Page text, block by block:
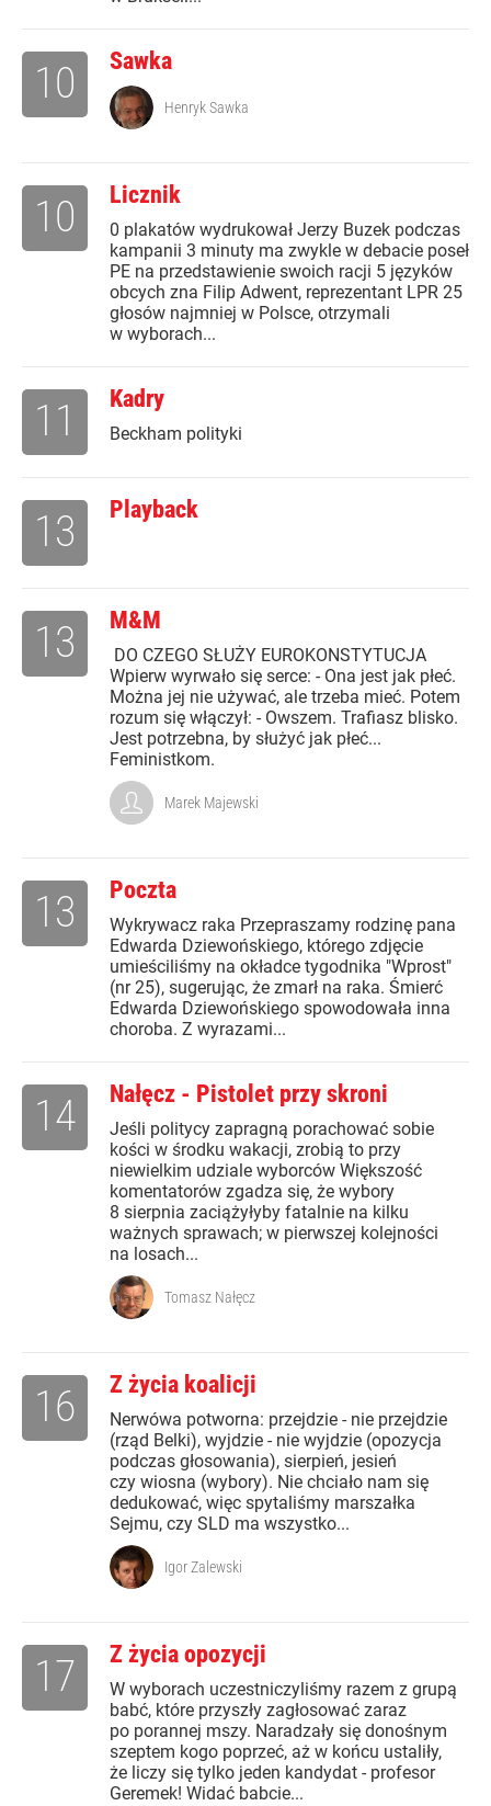
Sawka
10 Henryk Sawka
Licznik
0 plakatów wydrukował Jerzy Buzek podczas
kampanii 3 minuty ma zwykle w debacie poseł
PE na przedstawienie swoich racji 5 języków
obcych zna Filip Adwent, reprezentant LPR 25
głosów najmniej w Polsce, otrzymali
w wyborach...
10
Kadry
Beckham polityki
11
Playback
13
M&M
DO CZEGO SŁUŻY EUROKONSTYTUCJA
Wpierw wyrwało się serce: - Ona jest jak płeć.
Można jej nie używać, ale trzeba mieć. Potem
rozum się włączył: - Owszem. Trafiasz blisko.
Jest potrzebna, by służyć jak płeć...
Feministkom.
13
Marek Majewski
Poczta
Wykrywacz raka Przepraszamy rodzinę pana
Edwarda Dziewońskiego, którego zdjęcie
umieściliśmy na okładce tygodnika "Wprost"
(nr 25), sugerując, że zmarł na raka. Śmierć
Edwarda Dziewońskiego spowodowała inna
choroba. Z wyrazami...
13
Nałęcz - Pistolet przy skroni
Jeśli politycy zapragną porachować sobie
kości w środku wakacji, zrobią to przy
niewielkim udziale wyborców Większość
komentatorów zgadza się, że wybory
8 sierpnia zaciążyłyby fatalnie na kilku
ważnych sprawach; w pierwszej kolejności
na losach...
14
Tomasz Nałęcz
Z życia koalicji
Nerwówa potworna: przejdzie - nie przejdzie
(rząd Belki), wyjdzie - nie wyjdzie (opozycja
podczas głosowania), sierpień, jesień
czy wiosna (wybory). Nie chciało nam się
dedukować, więc spytaliśmy marszałka
Sejmu, czy SLD ma wszystko...
16
Igor Zalewski
Z życia opozycji
W wyborach uczestniczyliśmy razem z grupą
babć, które przyszły zagłosować zaraz
po porannej mszy. Naradzały się donośnym
szeptem kogo poprzeć, aż w końcu ustaliły,
że liczy się tylko jeden kandydat - profesor
Geremek! Widać babcie...
17